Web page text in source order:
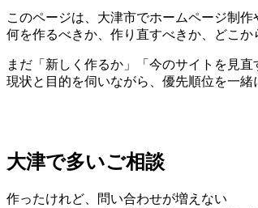
このページは、大津市でホームページ制
何を作るべきか、作り直すべきか、どこ
まだ「新しく作るか」「今のサイトを見
現状と目的を伺いながら、優先順位を一緒
大津で多いご相談
作ったけれど、問い合わせが増えない